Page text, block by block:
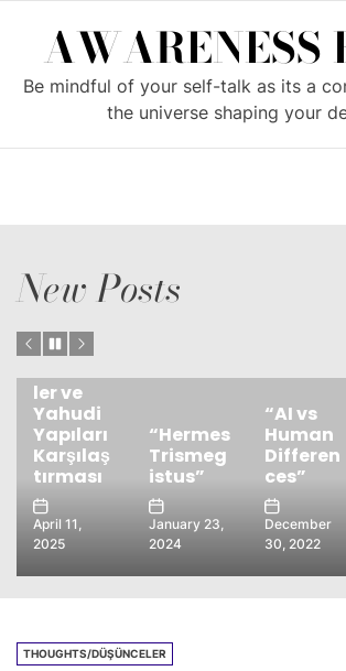
content
AWARENESS
Be mindful of your self-talk as its a
the universe shaping your
New Posts
Türkiye’
deki
Cemaat
ler ve
Yahudi
Yapıları
Karşılaş
tırması
April 11,
2025
“Hermes
Trismeg
istus”
January 23,
2024
“AI vs
Human
Differen
ces”
December
30, 2022
THOUGHTS/DÜŞÜNCELER